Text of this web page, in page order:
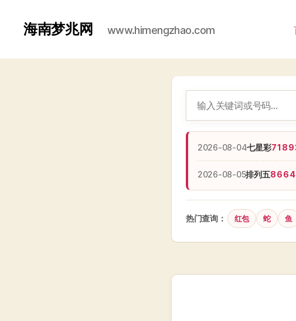
海南梦兆网 www.himengzhao.com
2026-08-04七星彩
2026-08-05排列五
热门查询： 红包 蛇 鱼